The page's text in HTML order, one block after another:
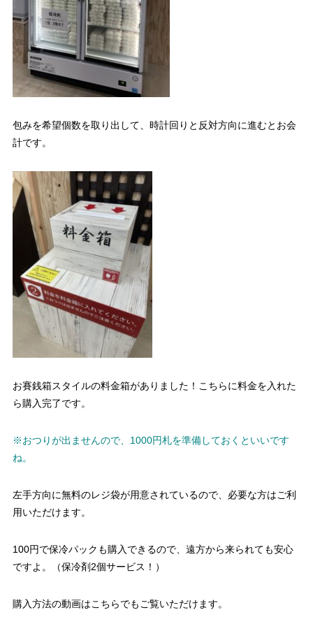
包みを希望個数を取り出して、時計回りと反対方向に進むとお会
計です。
お賽銭箱スタイルの料金箱がありました！こちらに料金を入れた
ら購入完了です。
※おつりが出ませんので、1000円札を準備しておくといいです
ね。
左手方向に無料のレジ袋が用意されているので、必要な方はご利
用いただけます。
100円で保冷パックも購入できるので、遠方から来られても安心
ですよ。（保冷剤2個サービス！）
購入方法の動画はこちらでもご覧いただけます。